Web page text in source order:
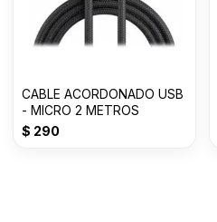
CABLE ACORDONADO USB
- MICRO 2 METROS
$ 290